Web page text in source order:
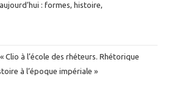
: formes, histoire,
Clio à l’école des rhéteurs. Rhétorique
à l’époque impériale »